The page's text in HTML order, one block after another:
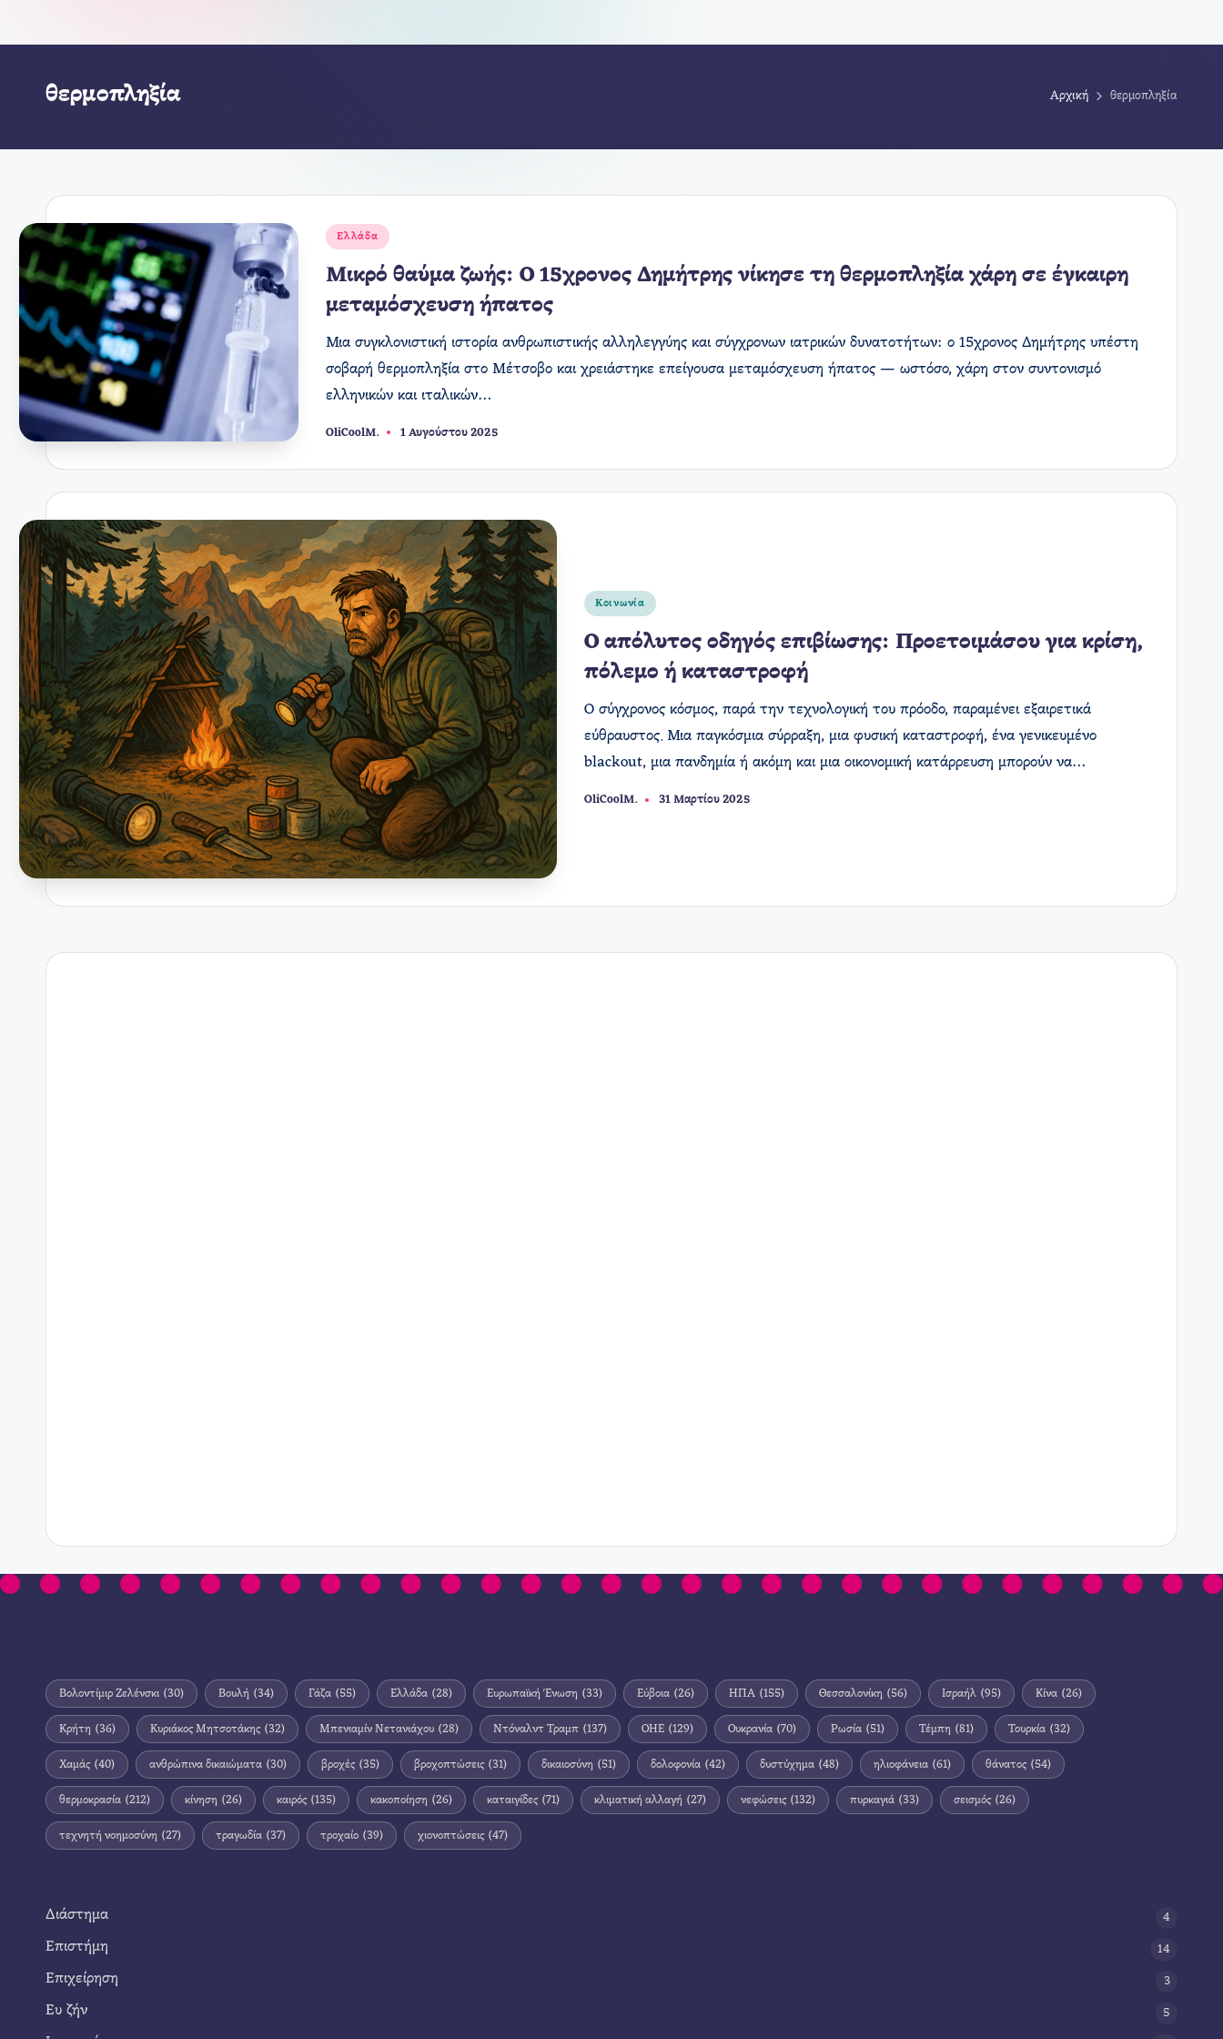
θερμοπληξία Αρχική θερμοπληξία
Αναρτήθηκε
Ελλάδα
Μικρό θαύμα ζωής: Ο 15χρονος Δημήτρης νίκησε τη θερμοπληξία χάρη σε έγκαιρη
μεταμόσχευση ήπατος
Μια συγκλονιστική ιστορία ανθρωπιστικής αλληλεγγύης και σύγχρονων ιατρικών δυνατοτήτων: ο 15χρονος Δημήτρης υπέστη
σοβαρή θερμοπληξία στο Μέτσοβο και χρειάστηκε επείγουσα μεταμόσχευση ήπατος — ωστόσο, χάρη στον συντονισμό
ελληνικών και ιταλικών…
Συγγραφέας:
OliCoolM. 1 Αυγούστου 2025
Αναρτήθηκε
Κοινωνία
Ο απόλυτος οδηγός επιβίωσης: Προετοιμάσου για κρίση,
πόλεμο ή καταστροφή
Ο σύγχρονος κόσμος, παρά την τεχνολογική του πρόοδο, παραμένει εξαιρετικά
εύθραυστος. Μια παγκόσμια σύρραξη, μια φυσική καταστροφή, ένα γενικευμένο
blackout, μια πανδημία ή ακόμη και μια οικονομική κατάρρευση μπορούν να…
Συγγραφέας:
OliCoolM. 31 Μαρτίου 2025
Βολοντίμιρ Ζελένσκι (30) Βουλή (34) Γάζα (55) Ελλάδα (28) Ευρωπαϊκή Ένωση (33) Εύβοια (26) ΗΠΑ (155) Θεσσαλονίκη (56) Ισραήλ (95) Κίνα (26)
Κρήτη (36) Κυριάκος Μητσοτάκης (32) Μπενιαμίν Νετανιάχου (28) Ντόναλντ Τραμπ (137) ΟΗΕ (129) Ουκρανία (70) Ρωσία (51) Τέμπη (81) Τουρκία (32)
Χαμάς (40) ανθρώπινα δικαιώματα (30) βροχές (35) βροχοπτώσεις (31) δικαιοσύνη (51) δολοφονία (42) δυστύχημα (48) ηλιοφάνεια (61) θάνατος (54)
θερμοκρασία (212) κίνηση (26) καιρός (135) κακοποίηση (26) καταιγίδες (71) κλιματική αλλαγή (27) νεφώσεις (132) πυρκαγιά (33) σεισμός (26)
τεχνητή νοημοσύνη (27) τραγωδία (37) τροχαίο (39) χιονοπτώσεις (47)
Διάστημα 4
Επιστήμη 14
Επιχείρηση 3
Ευ ζήν 5